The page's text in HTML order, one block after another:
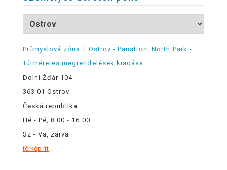
Průmyslová zóna II Ostrov - Panattoni North Park -
Túlméretes megrendelések kiadása
Dolní Žďár 104
363 01 Ostrov
Česká republika
Hé - Pé, 8:00 - 16:00
Sz - Va, zárva
térkép itt